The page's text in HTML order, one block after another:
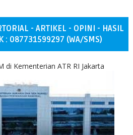
- ARTIKEL - OPINI - HASIL
: 087731599297 (WA/SMS)
di Kementerian ATR RI Jakarta